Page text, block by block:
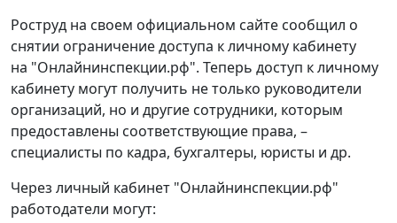
Роструд на своем официальном сайте сообщил о
снятии ограничение доступа к личному кабинету
на "Онлайнинспекции.рф". Теперь доступ к личному
кабинету могут получить не только руководители
организаций, но и другие сотрудники, которым
предоставлены соответствующие права, –
специалисты по кадра, бухгалтеры, юристы и др.
Через личный кабинет "Онлайнинспекции.рф"
работодатели могут: